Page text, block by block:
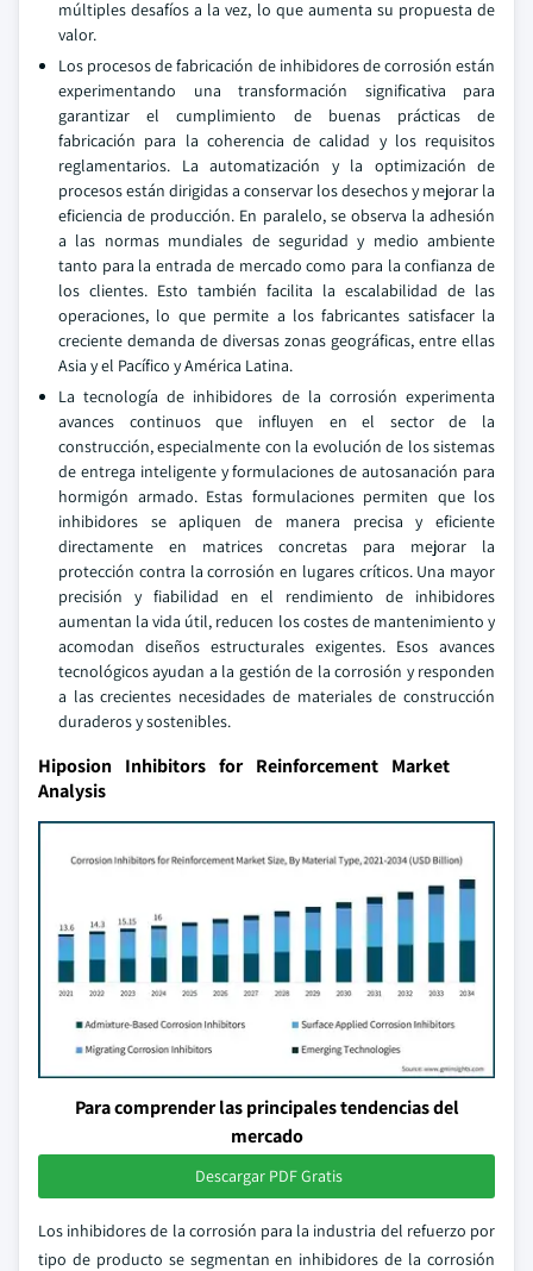
múltiples desafíos a la vez, lo que aumenta su propuesta de
valor.
Los procesos de fabricación de inhibidores de corrosión están
experimentando una transformación significativa para
garantizar el cumplimiento de buenas prácticas de
fabricación para la coherencia de calidad y los requisitos
reglamentarios. La automatización y la optimización de
procesos están dirigidas a conservar los desechos y mejorar la
eficiencia de producción. En paralelo, se observa la adhesión
a las normas mundiales de seguridad y medio ambiente
tanto para la entrada de mercado como para la confianza de
los clientes. Esto también facilita la escalabilidad de las
operaciones, lo que permite a los fabricantes satisfacer la
creciente demanda de diversas zonas geográficas, entre ellas
Asia y el Pacífico y América Latina.
La tecnología de inhibidores de la corrosión experimenta
avances continuos que influyen en el sector de la
construcción, especialmente con la evolución de los sistemas
de entrega inteligente y formulaciones de autosanación para
hormigón armado. Estas formulaciones permiten que los
inhibidores se apliquen de manera precisa y eficiente
directamente en matrices concretas para mejorar la
protección contra la corrosión en lugares críticos. Una mayor
precisión y fiabilidad en el rendimiento de inhibidores
aumentan la vida útil, reducen los costes de mantenimiento y
acomodan diseños estructurales exigentes. Esos avances
tecnológicos ayudan a la gestión de la corrosión y responden
a las crecientes necesidades de materiales de construcción
duraderos y sostenibles.
Hiposion Inhibitors for Reinforcement Market
Analysis
Para comprender las principales tendencias del
mercado
Descargar PDF Gratis
Los inhibidores de la corrosión para la industria del refuerzo por
tipo de producto se segmentan en inhibidores de la corrosión